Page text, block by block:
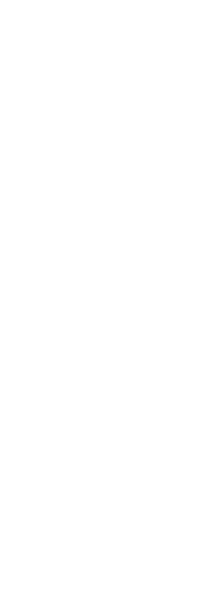
Parkplatz
– einem Meilenstein der
ein:
im Gespräch mit
samt
Corinna Steimel und